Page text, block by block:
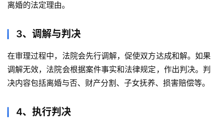
离婚的法定理由。
3、调解与判决
在审理过程中，法院会先行调解，促使双方达成和解。如果
调解无效，法院会根据案件事实和法律规定，作出判决。判
决内容包括离婚与否、财产分割、子女抚养、损害赔偿等。
4、执行判决